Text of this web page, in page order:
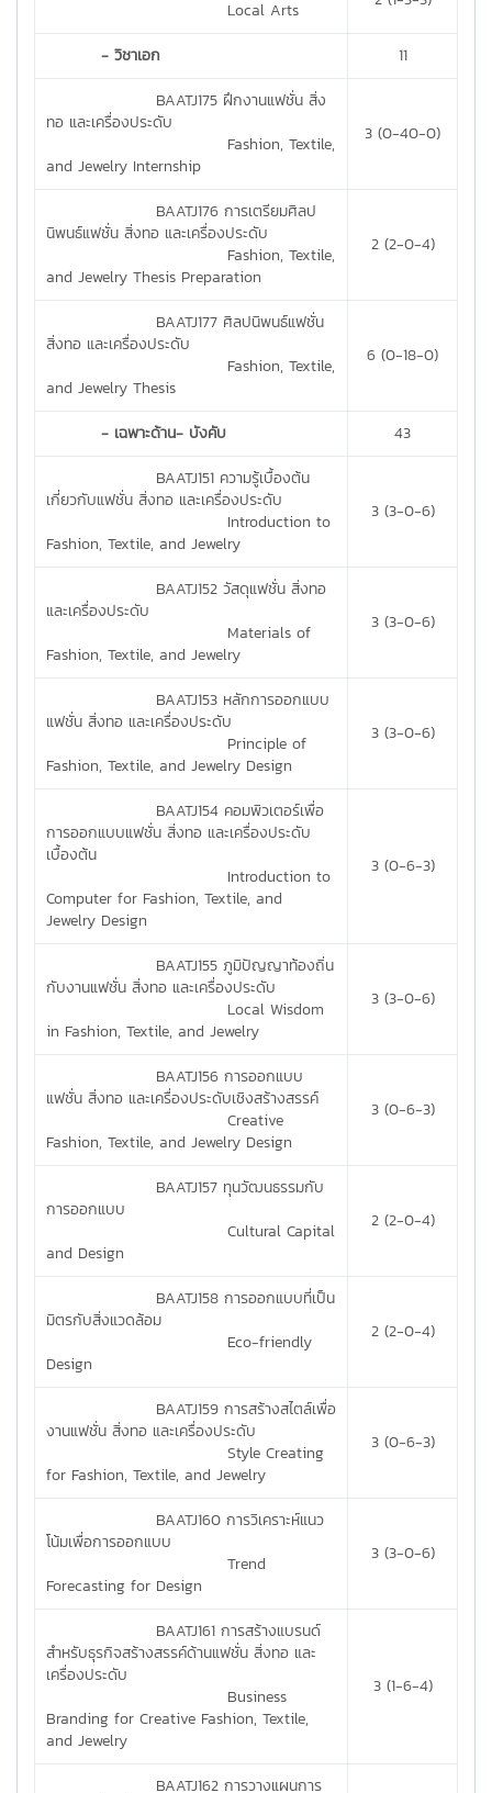
Local Arts
- วิชาเอก
11
BAATJ175 ฝึกงานแฟชั่น สิ่ง
ทอ และเครื่องประดับ
Fashion, Textile,
and Jewelry Internship
3 (0-40-0)
BAATJ176 การเตรียมศิลป
นิพนธ์แฟชั่น สิ่งทอ และเครื่องประดับ
Fashion, Textile,
and Jewelry Thesis Preparation
2 (2-0-4)
BAATJ177 ศิลปนิพนธ์แฟชั่น
สิ่งทอ และเครื่องประดับ
Fashion, Textile,
and Jewelry Thesis
6 (0-18-0)
- เฉพาะด้าน- บังคับ
43
BAATJ151 ความรู้เบื้องต้น
เกี่ยวกับแฟชั่น สิ่งทอ และเครื่องประดับ
Introduction to
Fashion, Textile, and Jewelry
3 (3-0-6)
BAATJ152 วัสดุแฟชั่น สิ่งทอ
และเครื่องประดับ
Materials of
Fashion, Textile, and Jewelry
3 (3-0-6)
BAATJ153 หลักการออกแบบ
แฟชั่น สิ่งทอ และเครื่องประดับ
Principle of
Fashion, Textile, and Jewelry Design
3 (3-0-6)
BAATJ154 คอมพิวเตอร์เพื่อ
การออกแบบแฟชั่น สิ่งทอ และเครื่องประดับ
เบื้องต้น
Introduction to
Computer for Fashion, Textile, and
Jewelry Design
3 (0-6-3)
BAATJ155 ภูมิปัญญาท้องถิ่น
กับงานแฟชั่น สิ่งทอ และเครื่องประดับ
Local Wisdom
in Fashion, Textile, and Jewelry
3 (3-0-6)
BAATJ156 การออกแบบ
แฟชั่น สิ่งทอ และเครื่องประดับเชิงสร้างสรรค์
Creative
Fashion, Textile, and Jewelry Design
3 (0-6-3)
BAATJ157 ทุนวัฒนธรรมกับ
การออกแบบ
Cultural Capital
and Design
2 (2-0-4)
BAATJ158 การออกแบบที่เป็น
มิตรกับสิ่งแวดล้อม
Eco-friendly
Design
2 (2-0-4)
BAATJ159 การสร้างสไตล์เพื่อ
งานแฟชั่น สิ่งทอ และเครื่องประดับ
Style Creating
for Fashion, Textile, and Jewelry
3 (0-6-3)
BAATJ160 การวิเคราะห์แนว
โน้มเพื่อการออกแบบ
Trend
Forecasting for Design
3 (3-0-6)
BAATJ161 การสร้างแบรนด์
สำหรับธุรกิจสร้างสรรค์ด้านแฟชั่น สิ่งทอ และ
เครื่องประดับ
Business
Branding for Creative Fashion, Textile,
and Jewelry
3 (1-6-4)
BAATJ162 การวางแผนการ